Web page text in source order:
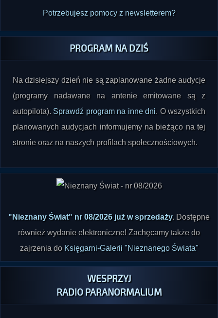
Potrzebujesz pomocy z newsletterem?
PROGRAM NA DZIŚ
Na dzisiejszy dzień nie są zaplanowane żadne audycje
(programy nadawane na antenie emitowane są z
autopilota). Sprawdź program na inne dni. O wszystkich
planowanych audycjach informujemy na bieżąco na tej
stronie oraz na naszych profilach społecznościowych.
"Nieznany Świat" nr 08/2026 już w sprzedaży. Dostępne
również wydanie elektroniczne! Zachęcamy także do
zajrzenia do Księgarni-Galerii "Nieznanego Świata"
WESPRZYJ
RADIO PARANORMALIUM